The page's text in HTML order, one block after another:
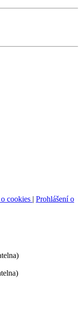
cookies | Prohlášení o